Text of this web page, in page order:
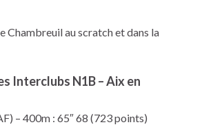
Chambreuil au scratch et dans la
Interclubs N1B – Aix en
– 400m : 65″ 68 (723 points)